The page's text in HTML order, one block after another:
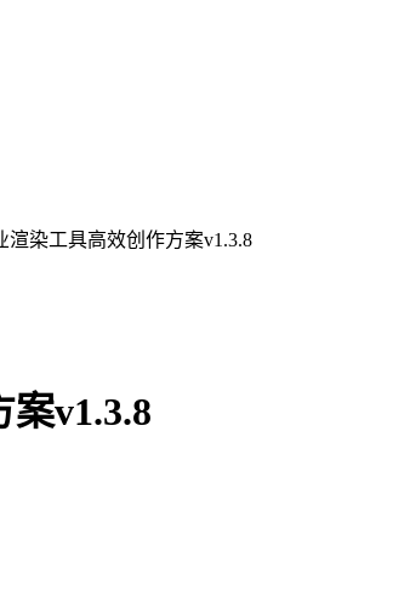
渲染工具高效创作方案v1.3.8
v1.3.8